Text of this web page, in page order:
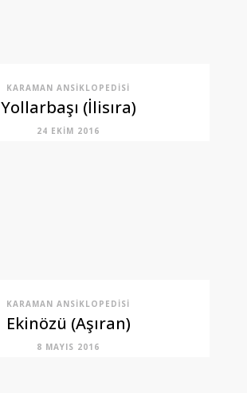
KARAMAN ANSIKLOPEDISI
Yollarbaşı (İlisıra)
24 EKIM 2016
KARAMAN ANSIKLOPEDISI
Ekinözü (Aşıran)
8 MAYIS 2016